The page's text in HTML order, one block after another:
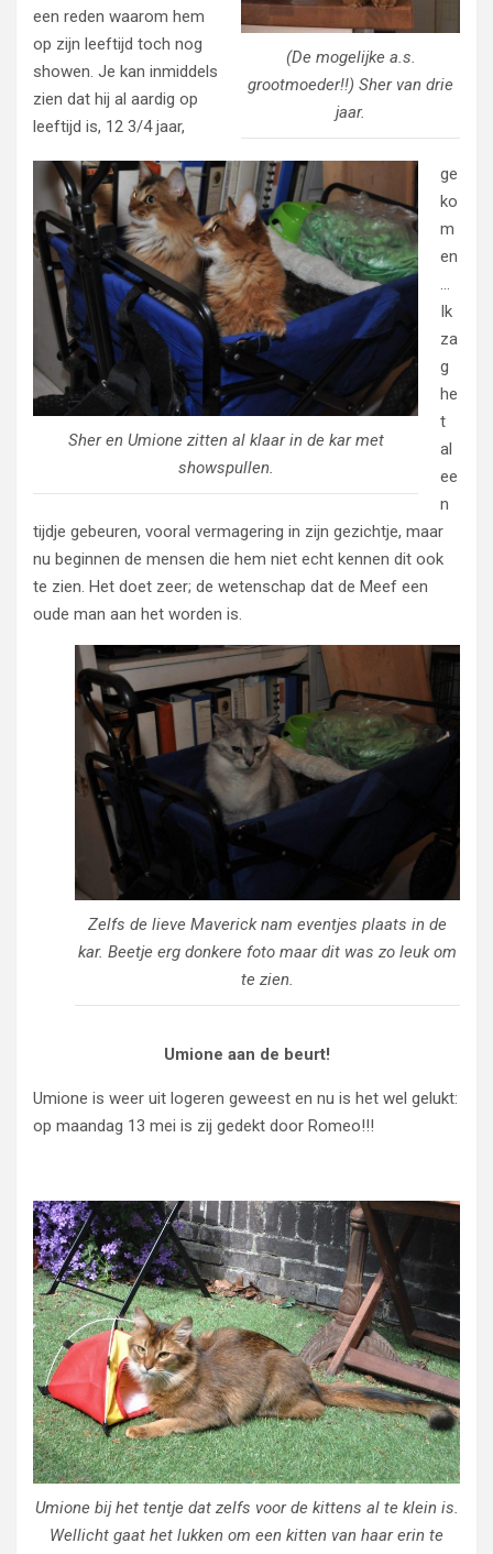
(De mogelijke a.s.
grootmoeder!!) Sher van drie
jaar.
Sher en Umione zitten al klaar in de kar met
showspullen.
een reden waarom hem
op zijn leeftijd toch nog
showen. Je kan inmiddels
zien dat hij al aardig op
leeftijd is, 12 3/4 jaar,
ge
ko
m
en
…
Ik
za
g
he
t
al
ee
n
tijdje gebeuren, vooral vermagering in zijn gezichtje, maar
nu beginnen de mensen die hem niet echt kennen dit ook
te zien. Het doet zeer; de wetenschap dat de Meef een
oude man aan het worden is.
Zelfs de lieve Maverick nam eventjes plaats in de
kar. Beetje erg donkere foto maar dit was zo leuk om
te zien.
Umione aan de beurt!
Umione is weer uit logeren geweest en nu is het wel gelukt:
op maandag 13 mei is zij gedekt door Romeo!!!
Umione bij het tentje dat zelfs voor de kittens al te klein is.
Wellicht gaat het lukken om een kitten van haar erin te